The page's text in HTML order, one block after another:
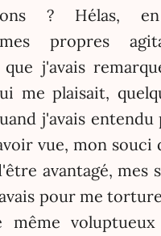
? Hélas,
propres
j'avais
me plaisait,
j'avais entendu
vue, mon souci
avantagé, mes
pour me
même voluptueux